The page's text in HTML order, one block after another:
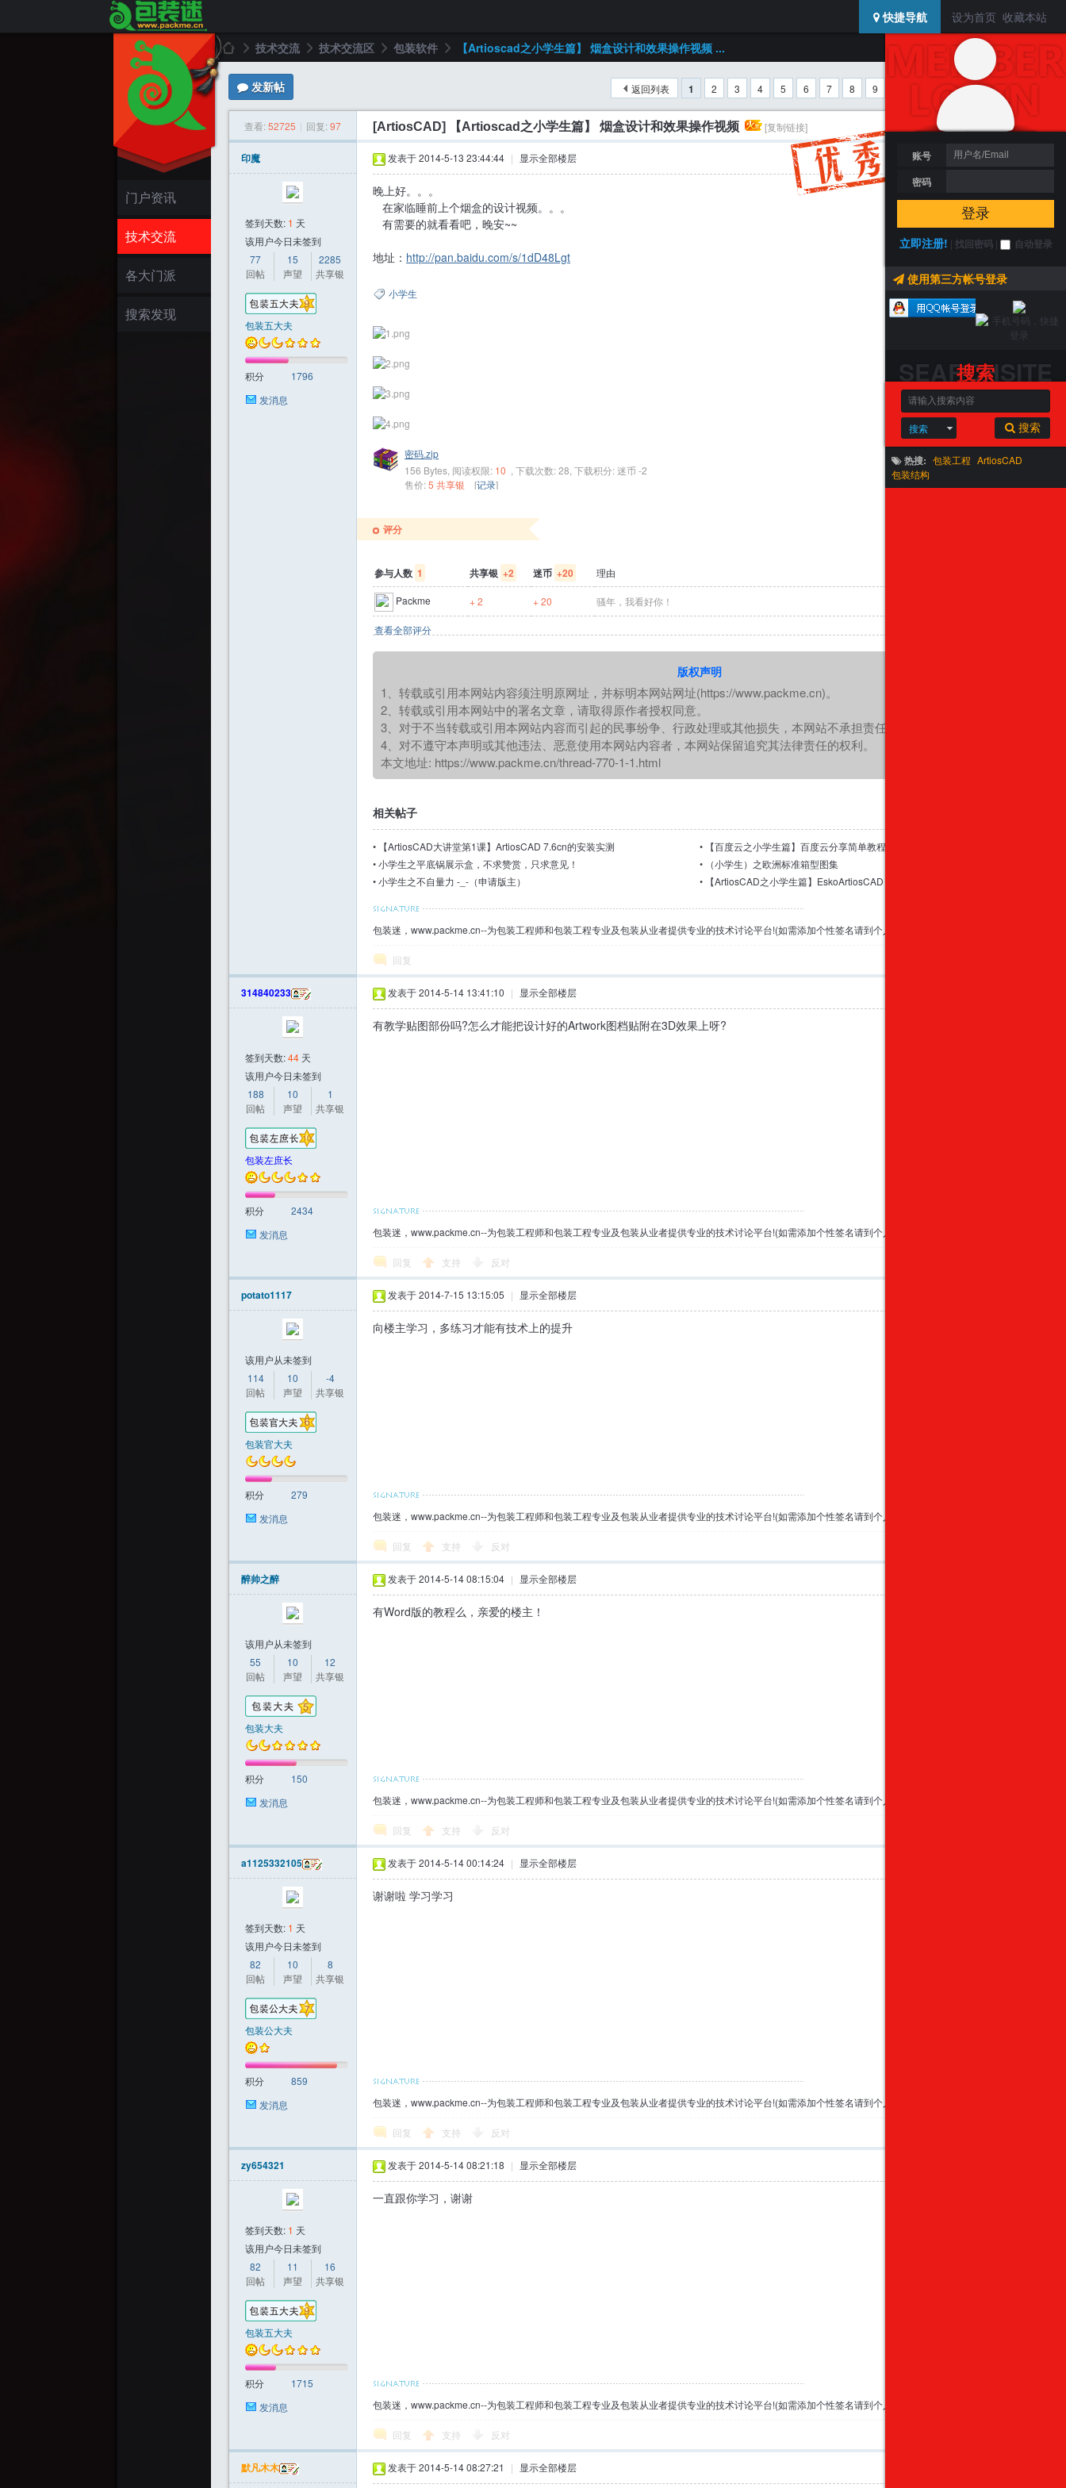
设为首页 收藏本站
快捷导航
门户资讯
技术交流
各大门派
搜索发现
登陆 / 注册
搜索
USERCENTER
账号
密码
登录
立即注册! | 找回密码| 自动登录
使用第三方帐号登录
SEARCHSITE
搜索
搜索 搜索
热搜: 包装工程 ArtiosCAD
包装结构
包 »
技术交流
›
技术交流区
›
包装软件
›
【Artioscad之小学生篇】 烟盒设计和效果操作视频 ...
1 2 3 4 5 6 7 8 9 / 10 页 下一页
返回列表
发新帖
查看:52725 | 回复:97 [ArtiosCAD] 【Artioscad之小学生篇】 烟盒设计和效果操作视频 [复制链接]
印魔
签到天数: 1 天
该用户今日未签到
77
回帖
15
声望
2285
共享银
包装五大夫
积分
1796
发消息
发表于 2014-5-13 23:44:44 | 显示全部楼层
晚上好。。。
在家临睡前上个烟盒的设计视频。。。
有需要的就看看吧，晚安~~
地址： http://pan.baidu.com/s/1dD48Lgt
小学生
密码.zip
156 Bytes, 阅读权限: 10
, 下载次数: 28, 下载积分: 迷币 -2
售价:5 共享银 [记录]
评分
参与人数 1 共享银 +2 迷币 +20 理由
Packme + 2 + 20 骚年，我看好你！
查看全部评分
版权声明
1、转载或引用本网站内容须注明原网址，并标明本网站网址(https://www.packme.cn)。
2、转载或引用本网站中的署名文章，请取得原作者授权同意。
3、对于不当转载或引用本网站内容而引起的民事纷争、行政处理或其他损失，本网站不承担责任。
4、对不遵守本声明或其他违法、恶意使用本网站内容者，本网站保留追究其法律责任的权利。
本文地址: https://www.packme.cn/thread-770-1-1.html
相关帖子
• 【ArtiosCAD大讲堂第1课】ArtiosCAD 7.6cn的安装实测 • 【百度云之小学生篇】百度云分享简单教程
•小学生之平底锅展示盒，不求赞赏，只求意见！ • （小学生）之欧洲标准箱型图集
•小学生之不自量力 -_-（申请版主） • 【ArtiosCAD之小学生篇】EskoArtiosCAD 7.60ch-使用界面补充
包装迷，www.packme.cn--为包装工程师和包装工程专业及包装从业者提供专业的技术讨论平台!(如需添加个性签名请到个人资料里面修改)
回复
314840233
签到天数:44 天
该用户今日未签到
188
回帖
10
声望
1
共享银
包装左庶长
积分
2434
发消息
发表于 2014-5-14 13:41:10 | 显示全部楼层
有教学贴图部份吗?怎么才能把设计好的Artwork图档贴附在3D效果上呀?
包装迷，www.packme.cn--为包装工程师和包装工程专业及包装从业者提供专业的技术讨论平台!(如需添加个性签名请到个人资料里面修改)
回复 支持 反对
potato1117
该用户从未签到
114
回帖
10
声望
-4
共享银
包装官大夫
积分
279
发消息
发表于 2014-7-15 13:15:05 | 显示全部楼层
向楼主学习，多练习才能有技术上的提升
包装迷，www.packme.cn--为包装工程师和包装工程专业及包装从业者提供专业的技术讨论平台!(如需添加个性签名请到个人资料里面修改)
回复 支持 反对
醉帅之醉
该用户从未签到
55
回帖
10
声望
12
共享银
包装大夫
积分
150
发消息
发表于 2014-5-14 08:15:04 | 显示全部楼层
有Word版的教程么，亲爱的楼主！
包装迷，www.packme.cn--为包装工程师和包装工程专业及包装从业者提供专业的技术讨论平台!(如需添加个性签名请到个人资料里面修改)
回复 支持 反对
a1125332105
签到天数: 1 天
该用户今日未签到
82
回帖
10
声望
8
共享银
包装公大夫
积分
859
发消息
发表于 2014-5-14 00:14:24 | 显示全部楼层
谢谢啦 学习学习
包装迷，www.packme.cn--为包装工程师和包装工程专业及包装从业者提供专业的技术讨论平台!(如需添加个性签名请到个人资料里面修改)
回复 支持 反对
zy654321
签到天数: 1 天
该用户今日未签到
82
回帖
11
声望
16
共享银
包装五大夫
积分
1715
发消息
发表于 2014-5-14 08:21:18 | 显示全部楼层
一直跟你学习，谢谢
包装迷，www.packme.cn--为包装工程师和包装工程专业及包装从业者提供专业的技术讨论平台!(如需添加个性签名请到个人资料里面修改)
回复 支持 反对
默凡木木 发表于 2014-5-14 08:27:21 | 显示全部楼层